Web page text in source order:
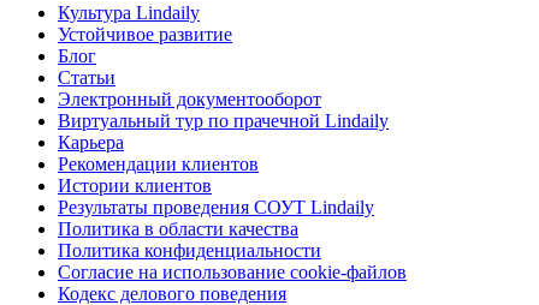
Культура Lindaily
Устойчивое развитие
Блог
Статьи
Электронный документооборот
Виртуальный тур по прачечной Lindaily
Карьера
Рекомендации клиентов
Истории клиентов
Результаты проведения СОУТ Lindaily
Политика в области качества
Политика конфиденциальности
Согласие на использование cookie-файлов
Кодекс делового поведения